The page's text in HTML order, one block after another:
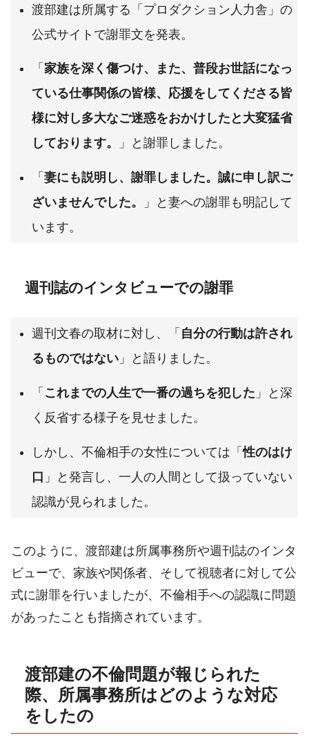
渡部建は所属する「プロダクション人力舎」の
公式サイトで謝罪文を発表。
「 家族を深く傷つけ、また、普段お世話になっ
ている仕事関係の皆様、応援をしてくださる皆
様に対し多大なご迷惑をおかけしたと大変猛省
しております。
」と謝罪しました。
「 妻にも説明し、謝罪しました。誠に申し訳ご
ざいませんでした。
」と妻への謝罪も明記して
います。
週刊誌のインタビューでの謝罪
週刊文春の取材に対し、「 自分の行動は許され
るものではない」と語りました。
「 これまでの人生で一番の過ちを犯した 」と深
く反省する様子を見せました。
しかし、不倫相手の女性については「性のはけ
口 」と発言し、一人の人間として扱っていない
認識が見られました。
このように、渡部建は所属事務所や週刊誌のインタ
ビューで、家族や関係者、そして視聴者に対して公
式に謝罪を行いましたが、不倫相手への認識に問題
があったことも指摘されています。
渡部建の不倫問題が報じられた
際、所属事務所はどのような対応
をしたの